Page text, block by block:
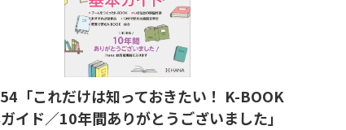
「これだけは知っておきたい！ K-BOOK
イド／10年間ありがとうございました」